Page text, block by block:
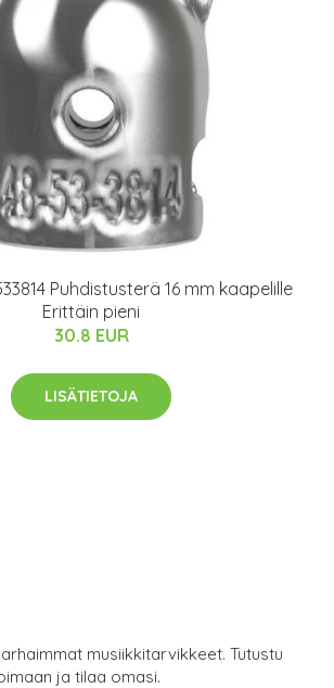
Puhdistusterä 16 mm kaapelille
Erittäin pieni
30.8 EUR
LISÄTIETOJA
musiikkitarvikkeet. Tutustu
ja tilaa omasi.